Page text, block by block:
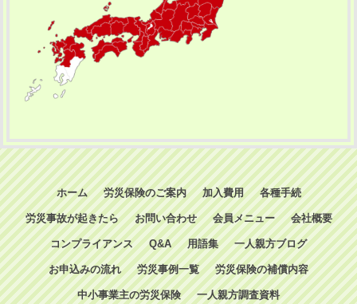
ホーム 労災保険のご案内 加入費用 各種手続
労災事故が起きたら お問い合わせ 会員メニュー 会社概要
コンプライアンス Q&A 用語集 一人親方ブログ
お申込みの流れ 労災事例一覧 労災保険の補償内容
中小事業主の労災保険 一人親方調査資料